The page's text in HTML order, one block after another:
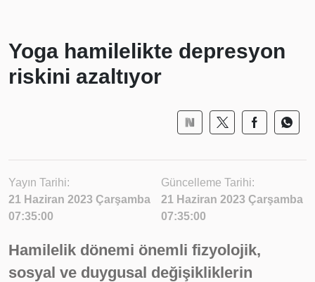
Yoga hamilelikte depresyon
riskini azaltıyor
Yayın Tarihi:
21 Haziran 2023 Çarşamba
07:35:00
Güncelleme Tarihi:
21 Haziran 2023 Çarşamba
07:35:00
Hamilelik dönemi önemli fizyolojik,
sosyal ve duygusal değişikliklerin